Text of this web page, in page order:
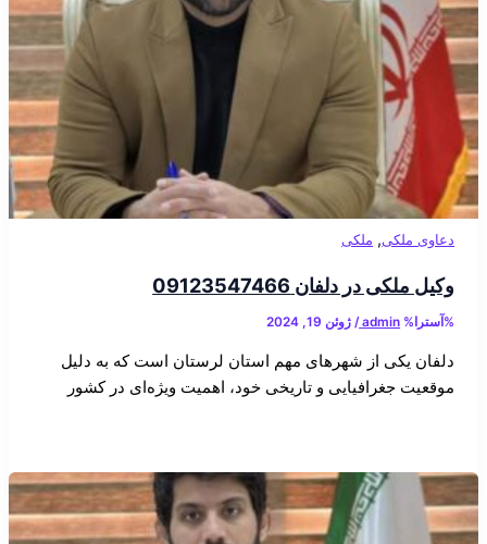
دعاوی ملکی, ملکی
وکیل ملکی در دلفان 09123547466
%آسترا% admin
/ ژوئن 19, 2024
دلفان یکی از شهرهای مهم استان لرستان است که به دلیل
موقعیت جغرافیایی و تاریخی خود، اهمیت ویژه‌ای در کشور